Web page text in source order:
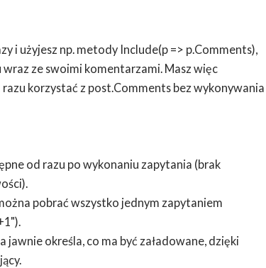
i użyjesz np. metody Include(p => p.Comments),
ze swoimi komentarzami. Masz więc
korzystać z post.Comments bez wykonywania
od razu po wykonaniu zapytania (brak
pobrać wszystko jednym zapytaniem
określa, co ma być załadowane, dzięki